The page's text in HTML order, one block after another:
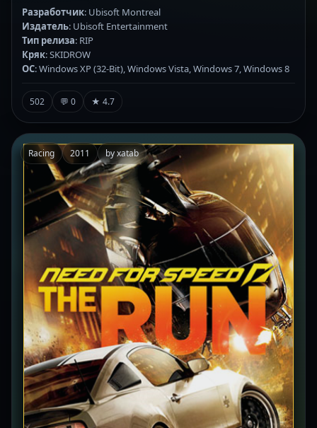
Разработчик: Ubisoft Montreal
Издатель: Ubisoft Entertainment
Тип релиза: RIP
Кряк: SKIDROW
ОС: Windows XP (32-Bit), Windows Vista, Windows 7, Windows 8
502 💬 0 ★ 4.7
Racing 2011 by xatab